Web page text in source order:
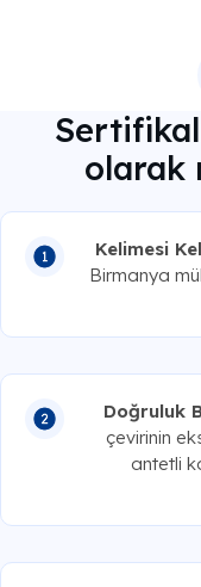
olarak
Kelimesi
Birmanya
Doğruluk
çevirinin
antetli